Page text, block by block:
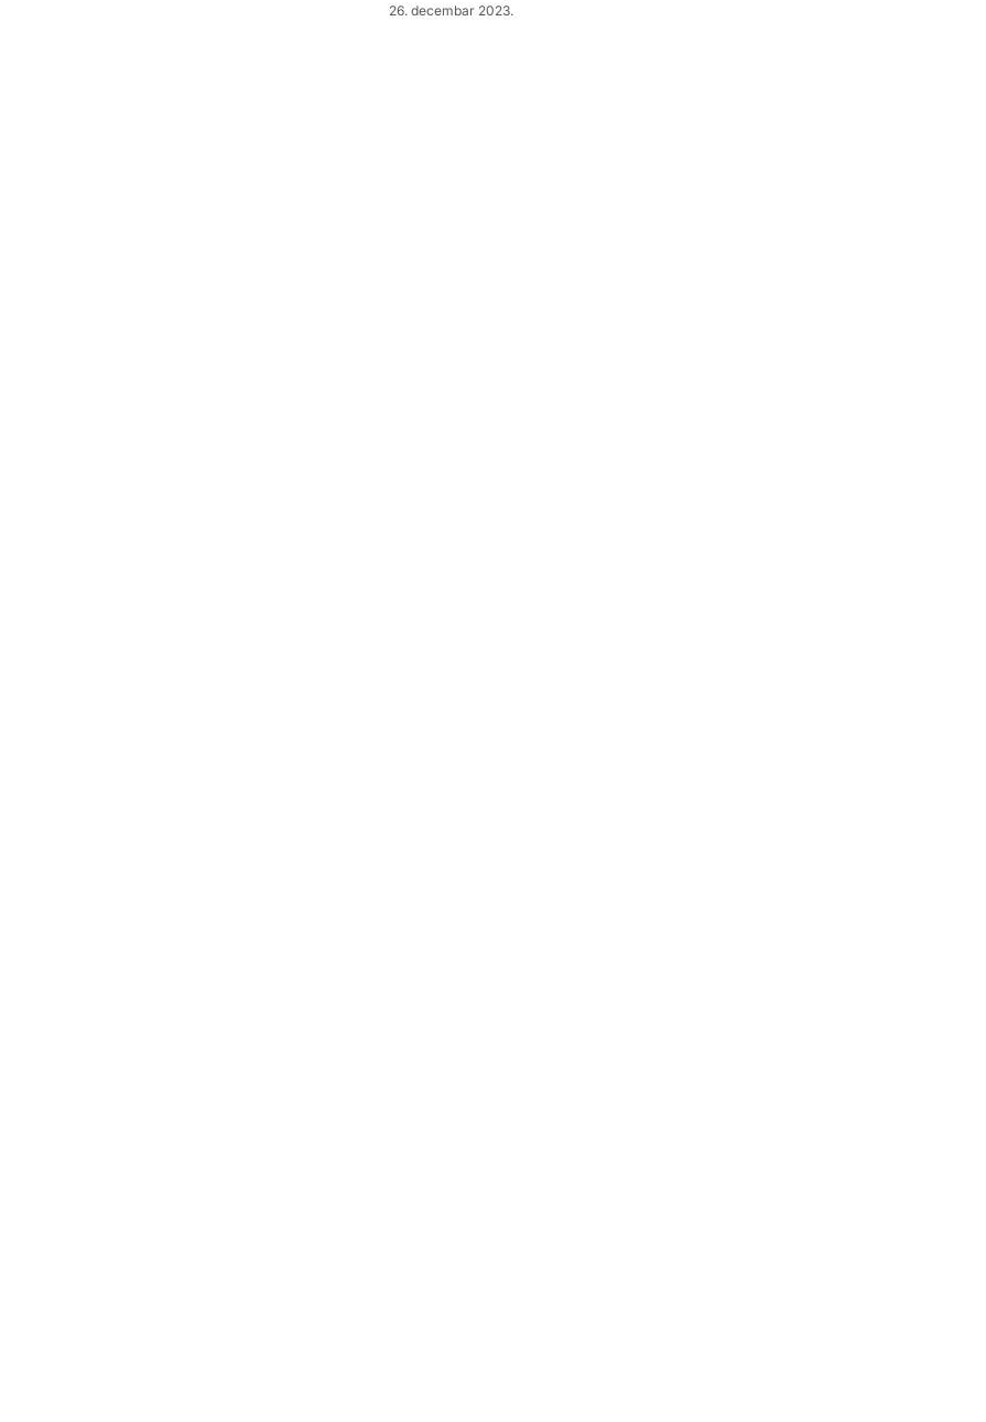
26. decembar 2023.